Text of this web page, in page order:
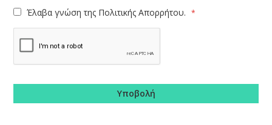
Έλαβα γνώση της Πολιτικής Απορρήτου.
Υποβολή